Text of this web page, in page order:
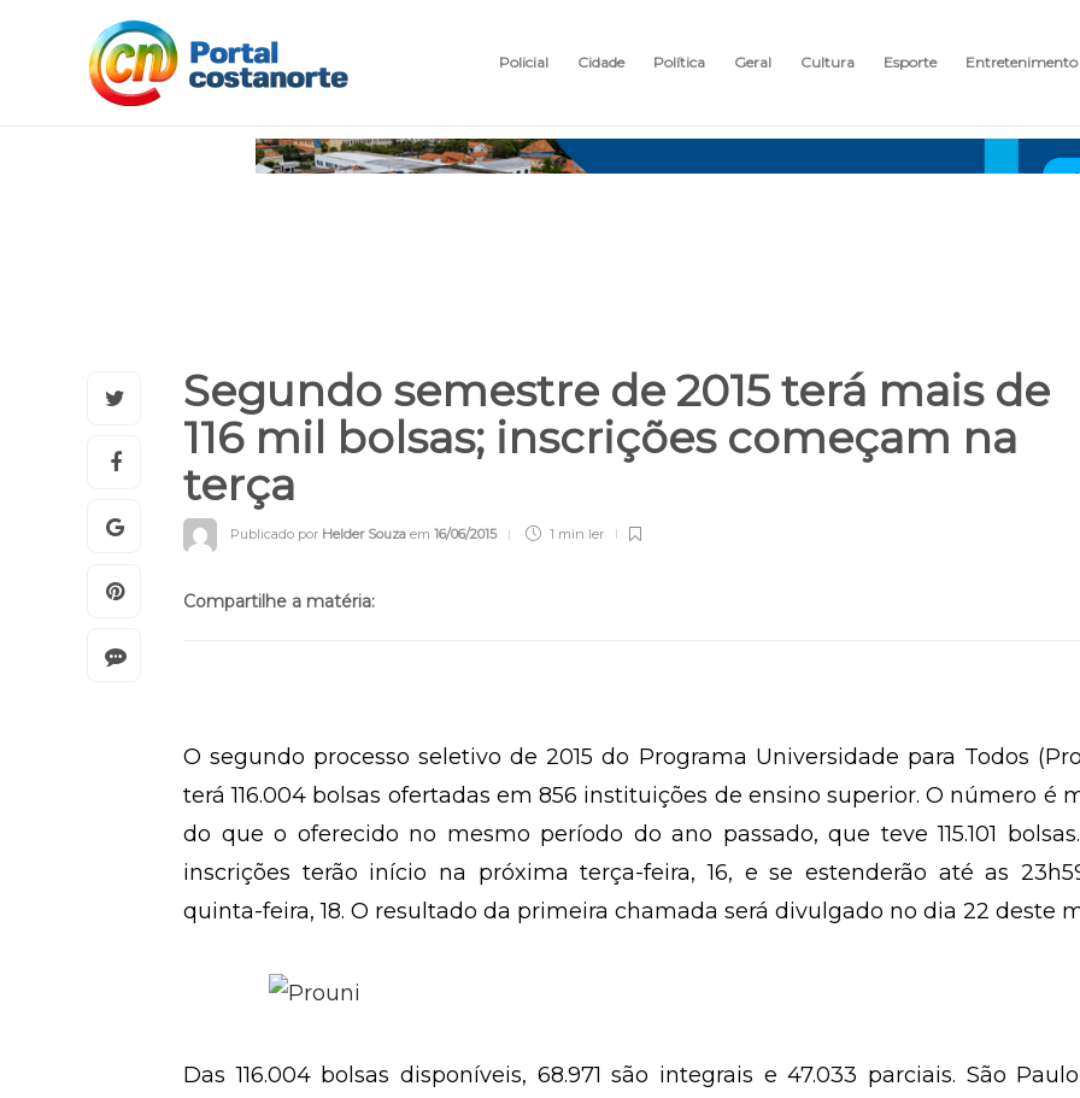
Policial Cidade Política Geral Cultura Esporte Entretenimento
Segundo semestre de 2015 terá mais de
116 mil bolsas; inscrições começam na
terça
Publicado por Helder Souza em 16/06/2015 1 min ler
Compartilhe a matéria:
O segundo processo seletivo de 2015 do Programa Universidade para Todos
terá 116.004 bolsas ofertadas em 856 instituições de ensino superior. O número é
do que o oferecido no mesmo período do ano passado, que teve 115.101
inscrições terão início na próxima terça-feira, 16, e se estenderão até as
quinta-feira, 18. O resultado da primeira chamada será divulgado no dia 22 deste
Das 116.004 bolsas disponíveis, 68.971 são integrais e 47.033 parciais. São